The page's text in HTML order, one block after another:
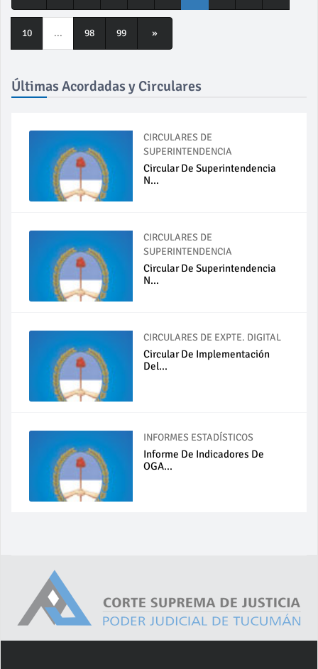
10 ... 98 99 »
Últimas Acordadas y Circulares
CIRCULARES DE
SUPERINTENDENCIA
Circular De Superintendencia
N...
CIRCULARES DE
SUPERINTENDENCIA
Circular De Superintendencia
N...
CIRCULARES DE EXPTE. DIGITAL
Circular De Implementación
Del...
INFORMES ESTADÍSTICOS
Informe De Indicadores De
OGA...